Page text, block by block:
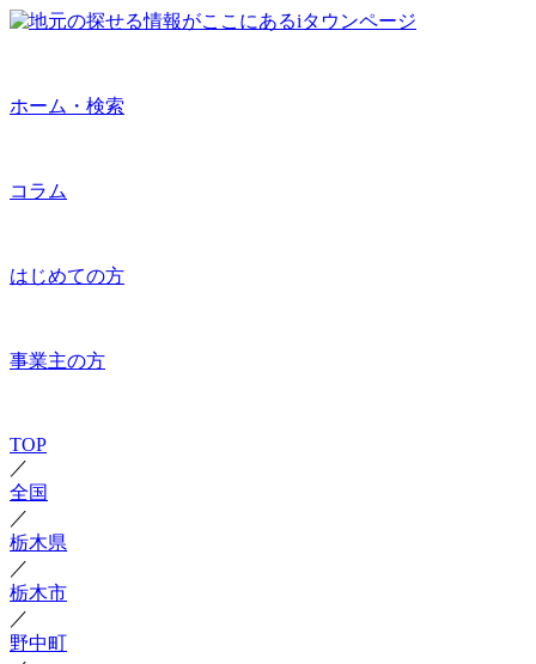
ホーム・検索
コラム
はじめての方
事業主の方
TOP
／
全国
／
栃木県
／
栃木市
／
野中町